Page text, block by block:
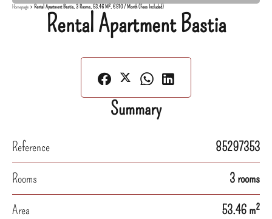
Homepage Rental Apartment Bastia, 3 Rooms, 53.46 M², €810 / Month (Fees Included)
Rental Apartment Bastia
Summary
Reference
85297353
Rooms
3 rooms
Area
53.46 m²